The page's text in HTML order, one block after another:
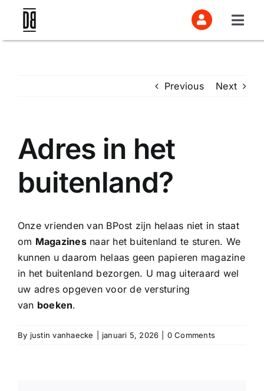
content
Practica en vragen
Previous Next
Adres in het
buitenland?
Onze vrienden van BPost zijn helaas niet in staat
om Magazinesnaar het buitenland te sturen. We
kunnen u daarom helaas geen papieren magazine
in het buitenland bezorgen. U mag uiteraard wel
uw adres opgeven voor de versturing
van boeken.
By justin vanhaecke januari 5, 2026 0 Comments